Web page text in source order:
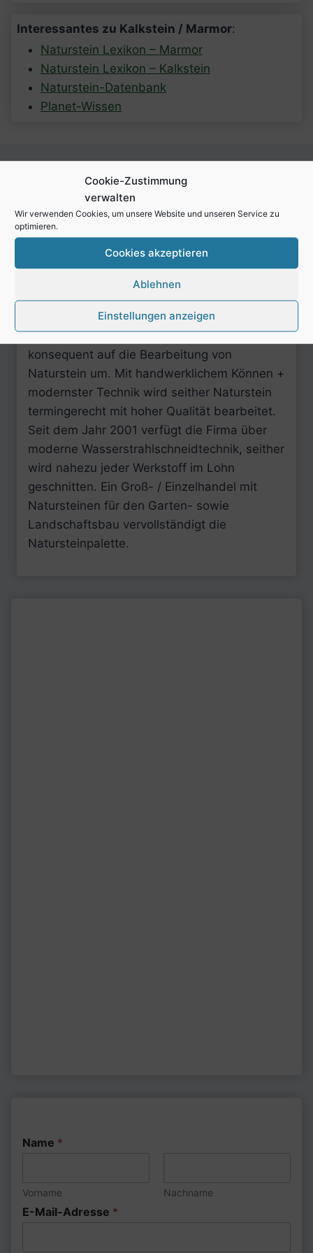
Cookie-Zustimmung
verwalten
Wir verwenden Cookies, um unsere Website und unseren Service zu
optimieren.
Cookies akzeptieren
Ablehnen
Einstellungen anzeigen
Interessantes zu Kalkstein / Marmor:
Naturstein Lexikon – Marmor
Naturstein Lexikon – Kalkstein
Naturstein-Datenbank
Planet-Wissen
Über Naumann Naturstein
Der 1919 gegründete Betonwerksteinbetrieb
ist seit 1968 im Familienbesitz. 1992
übernahm Falk Naumann die Firma. Als
gelernter Steinmetz stellte er die Produktion
konsequent auf die Bearbeitung von
Naturstein um. Mit handwerklichem Können +
modernster Technik wird seither Naturstein
termingerecht mit hoher Qualität bearbeitet.
Seit dem Jahr 2001 verfügt die Firma über
moderne Wasserstrahlschneidtechnik, seither
wird nahezu jeder Werkstoff im Lohn
geschnitten. Ein Groß- / Einzelhandel mit
Natursteinen für den Garten- sowie
Landschaftsbau vervollständigt die
Natursteinpalette.
Name *
Vorname Nachname
E
E-Mail-Adresse *